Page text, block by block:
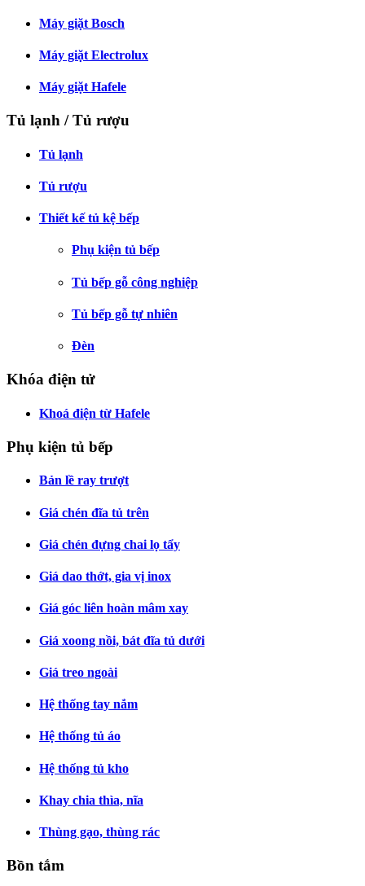
Máy giặt Bosch
Máy giặt Electrolux
Máy giặt Hafele
Tủ lạnh / Tủ rượu
Tủ lạnh
Tủ rượu
Thiết kế tủ kệ bếp
Phụ kiện tủ bếp
Tủ bếp gỗ công nghiệp
Tủ bếp gỗ tự nhiên
Đèn
Khóa điện tử
Khoá điện từ Hafele
Phụ kiện tủ bếp
Bản lề ray trượt
Giá chén đĩa tủ trên
Giá chén đựng chai lọ tẩy
Giá dao thớt, gia vị inox
Giá góc liên hoàn mâm xay
Giá xoong nồi, bát đĩa tủ dưới
Giá treo ngoài
Hệ thống tay nắm
Hệ thống tủ áo
Hệ thống tủ kho
Khay chia thìa, nĩa
Thùng gạo, thùng rác
Bồn tắm